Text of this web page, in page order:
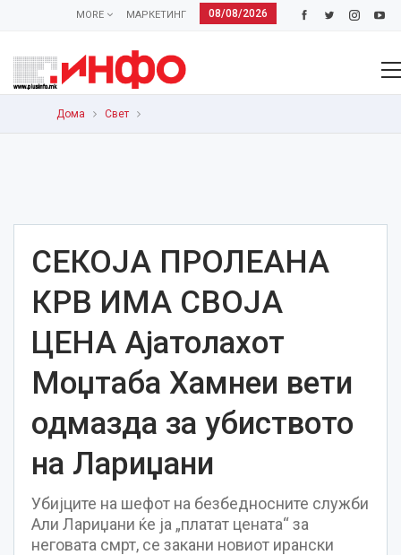
08/08/2026
МАРКЕТИНГ
MORE
Дома Свет
СЕКОЈА ПРОЛЕАНА
КРВ ИМА СВОЈА
ЦЕНА Ајатолахот
Моџтаба Хамнеи вети
одмазда за убиството
на Лариџани
Убијците на шефот на безбедносните служби
Али Лариџани ќе ја „платат цената“ за
неговата смрт, се закани новиот ирански